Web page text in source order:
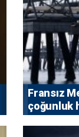
Fransız
çoğunluk